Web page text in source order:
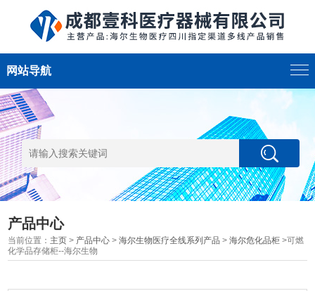
网站导航
产品中心
当前位置： 主页 > 产品中心 >海尔生物医疗全线系列产品 >海尔危化品柜 >可燃
化学品存储柜--海尔生物